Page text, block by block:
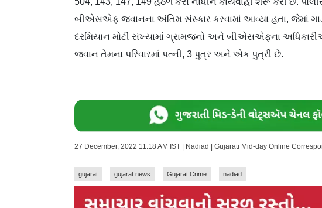
બીએસએફ જવાનના અંતિમ સંસ્કાર કરવામાં આવ્યા હતા,
દરમિયાન મોટી સંખ્યામાં ગ્રામજનો અને બીએસએફના
જવાન તેમના પરિવારમાં પત્ની, 3 પુત્ર અને એક પુત્રી છે.
27 December, 2022 11:18 AM IST | Nadiad | Gujarati Mid-day Online
gujarat gujarat news Gujarat Crime nadiad